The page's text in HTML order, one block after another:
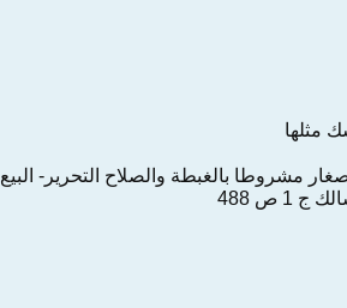
مثلها
مشروطا بالغبطة والصلاح‌ التحرير‌-‌ البيع‌
ص‌ 488